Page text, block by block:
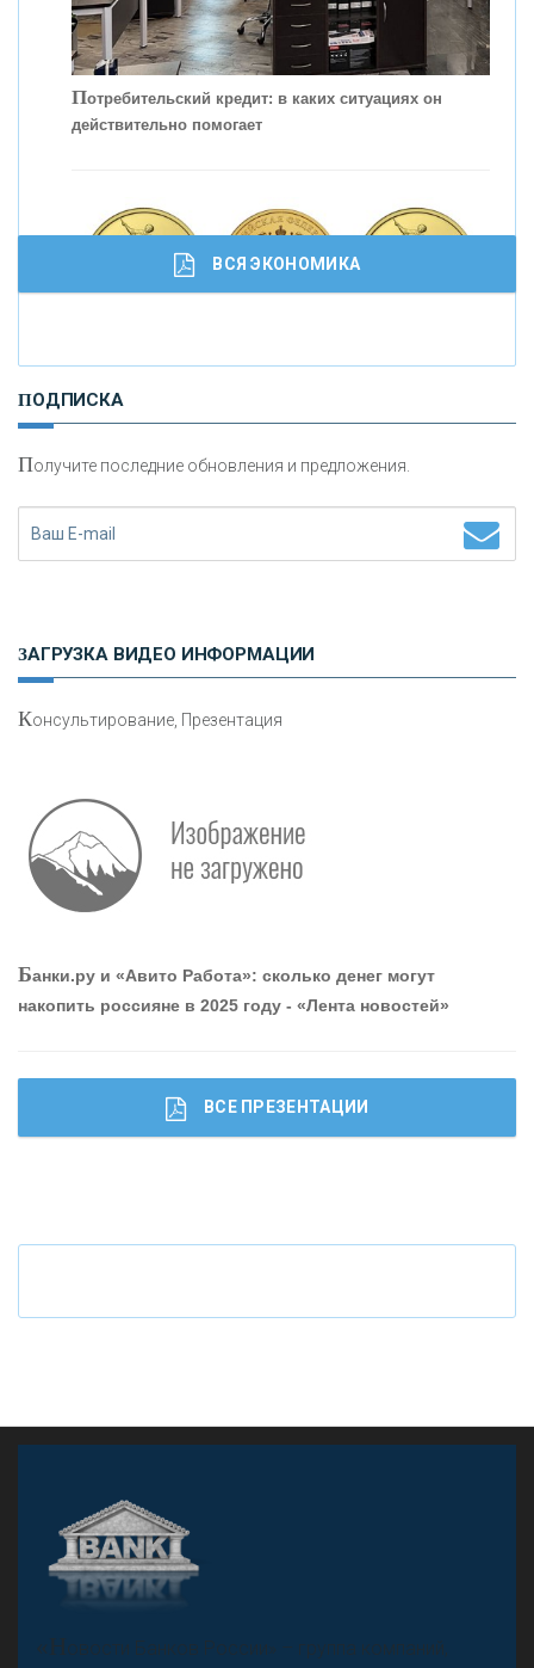
привлечь и удержать персонал - «Интервью»
Потребительский кредит: в каких ситуациях он
действительно помогает
И
сохранения и увеличения капитала
Что будет с наличными деньгами при цифровом
ВСЯ ЭКОНОМИКА
ПОДПИСКА
Получите последние обновления и предложения.
ЗАГРУЗКА ВИДЕО ИНФОРМАЦИИ
Консультирование, Презентация
Банки.ру и «Авито Работа»: сколько денег могут
накопить россияне в 2025 году - «Лента новостей»
ВСЕ ПРЕЗЕНТАЦИИ
«Н
овости Банков России» – группа компаний,